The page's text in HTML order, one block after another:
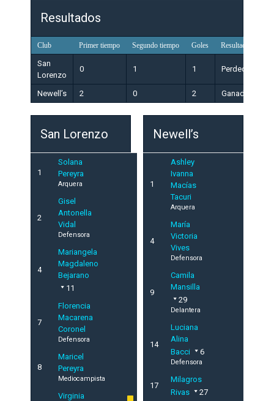
Resultados
Club Primer tiempo Segundo tiempo Goles Resultado
San
Lorenzo
0 1 1 Perdedor
Newell’s 2 0 2 Ganador
San Lorenzo
1
Solana
Pereyra
Arquera
2
Gisel
Antonella
Vidal
Defensora
4
Mariangela
Magdaleno
Bejarano
11
7
Florencia
Macarena
Coronel
Defensora
8
Maricel
Pereyra
Mediocampista
Virginia
Newell’s
1
Ashley
Ivanna
Macías
Tacuri
Arquera
4
María
Victoria
Vives
Defensora
9
Camila
Mansilla
29
Delantera
14
Luciana
Alina
Bacci
6
Defensora
17
Milagros
Rivas
27